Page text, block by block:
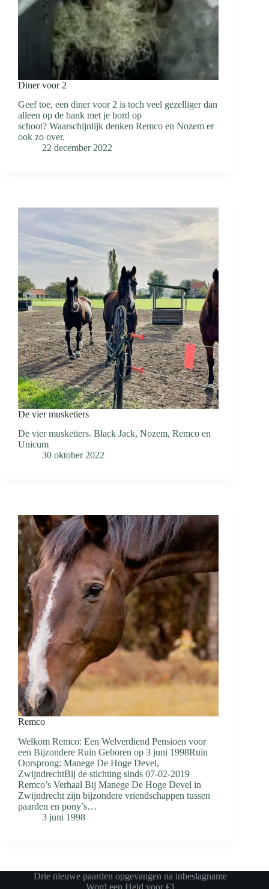
Diner voor 2
Geef toe, een diner voor 2 is toch veel gezelliger dan
alleen op de bank met je bord op
schoot? Waarschijnlijk denken Remco en Nozem er
ook zo over.
22 december 2022
De vier musketiers
De vier musketiers. Black Jack, Nozem, Remco en
Unicum
30 oktober 2022
Remco
Welkom Remco: Een Welverdiend Pensioen voor
een Bijzondere Ruin Geboren op 3 juni 1998Ruin
Oorsprong: Manege De Hoge Devel,
ZwijndrechtBij de stichting sinds 07-02-2019
Remco’s Verhaal Bij Manege De Hoge Devel in
Zwijndrecht zijn bijzondere vriendschappen tussen
paarden en pony’s…
3 juni 1998
Drie nieuwe paarden opgevangen na inbeslagname
Word een Held voor €1